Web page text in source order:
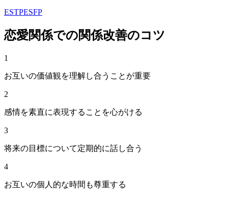
ESTPESFP
恋愛関係での関係改善のコツ
1
お互いの価値観を理解し合うことが重要
2
感情を素直に表現することを心がける
3
将来の目標について定期的に話し合う
4
お互いの個人的な時間も尊重する